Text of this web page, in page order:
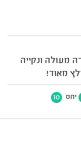
מעולה ונקייה
מאוד!
יחס 10